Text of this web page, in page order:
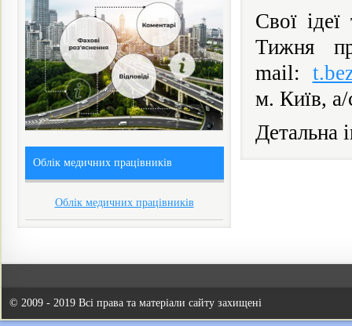
Свої
Тижня
mail:
м. Київ,
Детальна
Облік медичних працівників
Облік медичних працівників
© 2009 - 2019 Всі права та матеріали сайту захищені